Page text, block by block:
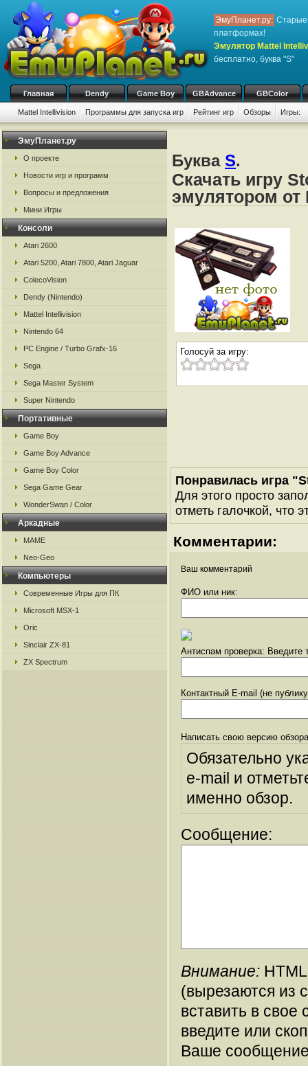
ЭмуПланет.ру: Старые
платформах!
Эмулятор Mattel
бесплатно, буква "S"
Главная Dendy Game Boy GBAdvance GBColor
Mattel Intellivision Программы для запуска игр Рейтинг игр Обзоры Игры:
ЭмуПланет.ру
О проекте
Новости игр и программ
Вопросы и предложения
Мини Игры
Консоли
Atari 2600
Atari 5200, Atari 7800, Atari Jaguar
ColecoVision
Dendy (Nintendo)
Mattel Intellivision
Nintendo 64
PC Engine / Turbo Grafx-16
Sega
Sega Master System
Super Nintendo
Портативные
Game Boy
Game Boy Advance
Game Boy Color
Sega Game Gear
WonderSwan / Color
Аркадные
MAME
Neo-Geo
Компьютеры
Современные Игры для ПК
Microsoft MSX-1
Oric
Sinclair ZX-81
ZX Spectrum
Буква S.
Скачать игру
эмулятором от
Голосуй за игру:
Понравилась игра
Для этого просто
отметь галочкой, что
Комментарии:
Ваш комментарий
ФИО или ник:
Антиспам проверка: Введите
Контактный E-mail (не
Написать свою версию
Обязательно
e-mail и
именно обзор.
Сообщение:
Внимание:
(вырезаются из
вставить в
введите или
Ваше